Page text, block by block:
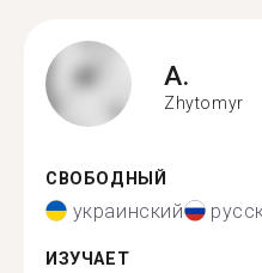
A.
Zhytomyr
СВОБОДНЫЙ
украинский
ИЗУЧАЕТ